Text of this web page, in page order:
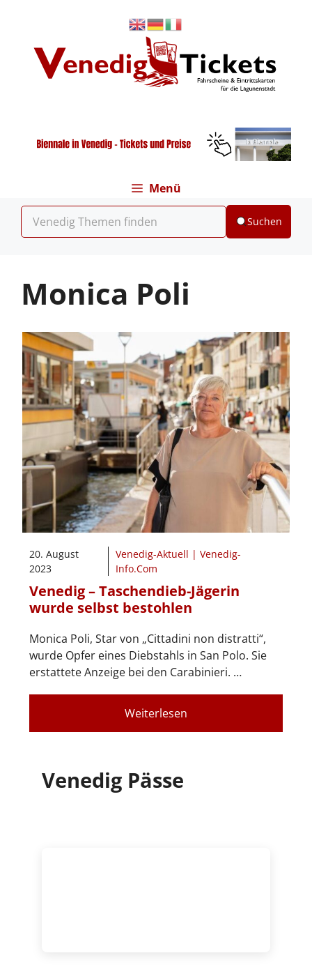
Menü
Suchen
Monica Poli
20. August
2023
Venedig-Aktuell | Venedig-
Info.Com
Venedig – Taschendieb-Jägerin
wurde selbst bestohlen
Monica Poli, Star von „Cittadini non distratti“,
wurde Opfer eines Diebstahls in San Polo. Sie
erstattete Anzeige bei den Carabinieri. …
Weiterlesen
Venedig Pässe